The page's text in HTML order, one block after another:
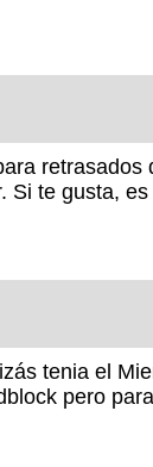
retrasados
Si te gusta,
tenia el
pero